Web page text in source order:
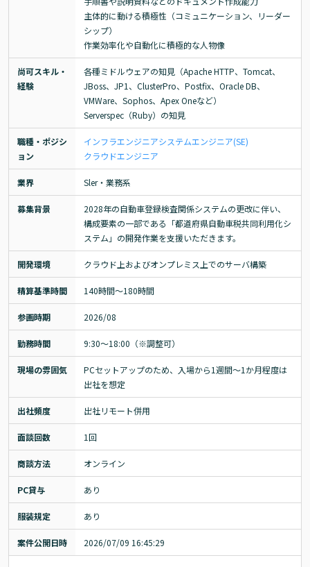
主体的に動ける積極性（コミュニケーション、リーダー
シップ）
作業効率化や自動化に積極的な人物像
尚可スキル・
経験
各種ミドルウェアの知見（Apache HTTP、Tomcat、
JBoss、JP1、ClusterPro、Postfix、Oracle DB、
VMWare、Sophos、Apex Oneなど）
Serverspec（Ruby）の知見
職種・ポジシ
ョン
インフラエンジニアシステムエンジニア(SE)
クラウドエンジニア
業界 Sler・業務系
募集背景
2028年の自動車登録検査関係システムの更改に伴い、
構成要素の一部である「都道府県自動車税共同利用化シ
ステム」の開発作業を支援いただきます。
開発環境 クラウド上およびオンプレミス上でのサーバ構築
精算基準時間 140時間〜180時間
参画時期 2026/08
勤務時間 9:30～18:00（※調整可）
現場の雰囲気
PCセットアップのため、入場から1週間～1か月程度は
出社を想定
出社頻度 出社リモート併用
面談回数 1回
商談方法 オンライン
PC貸与 あり
服装規定 あり
案件公開日時 2026/07/09 16:45:29